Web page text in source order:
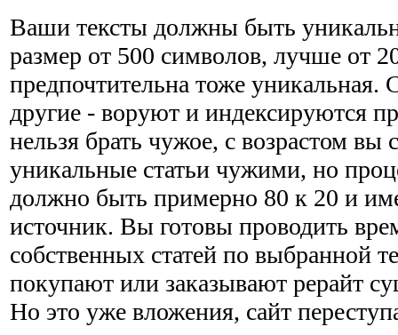
Ваши тексты должны быть
размер от 500 символов, лучше от
предпочтительна тоже уникальная.
другие - воруют и индексируются
нельзя брать чужое, с возрастом вы
уникальные статьи чужими, но
должно быть примерно 80 к 20 и
источник. Вы готовы проводить
собственных статей по выбранной
покупают или заказывают рерайт
Но это уже вложения, сайт